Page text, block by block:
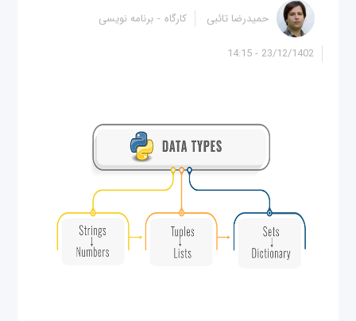
23/12/1402 - 14:15
حمیدرضا تائبی کارگاه برنامه نویسی